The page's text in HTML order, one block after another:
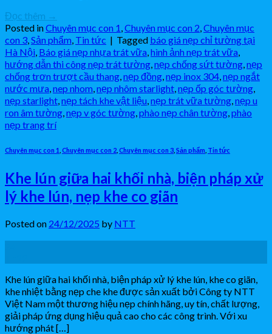
Đọc thêm →
Posted inChuyên mục con 1,Chuyên mục con 2,Chuyên mục
con 3,Sản phẩm, Tin tức | Tagged báo giá nẹp chỉ tường tại
Hà Nội, Báo giá nẹp nhựa trát vữa,hình ảnh nẹp trát vữa,
hướng dẫn thi công nẹp trát tường,nẹp chống sứt tường,nẹp
chống trơn trượt cầu thang,nẹp đồng,nẹp inox 304,nẹp ngắt
nước mưa,nep nhom,nẹp nhôm starlight,nẹp ốp góc tường,
nẹp starlight,nẹp tách khe vật liệu,nẹp trát vữa tường,nẹp u
ron âm tường,nẹp v góc tường,phào nẹp chân tường,phào
nẹp trang trí
Chuyên mục con 1 Chuyên mục con 2 Chuyên mục con 3 Sản phẩm Tin tức
Khe lún giữa hai khối nhà, biện pháp xử
lý khe lún, nẹp khe co giãn
Posted on 24/12/2025 by NTT
Khe lún giữa hai khối nhà, biện pháp xử lý khe lún, khe co giãn,
khe nhiệt bằng nẹp che khe được sản xuất bởi Công ty NTT
Việt Nam một thương hiệu nẹp chính hãng, uy tín, chất lượng,
giải pháp ứng dụng hiệu quả cao cho các công trình. Với xu
hướng phát […]